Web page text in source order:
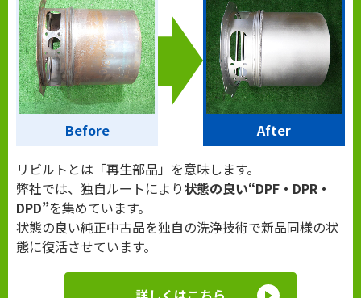
Before
After
リビルトとは「再生部品」を意味します。
弊社では、独自ルートにより状態の良い“DPF・DPR・
DPD”を集めています。
状態の良い純正中古品を独自の洗浄技術で新品同様の状
態に復活させています。